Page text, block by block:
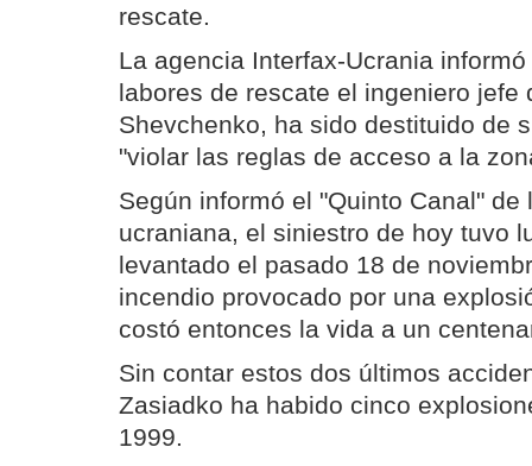
rescate.
La agencia Interfax-Ucrania
labores de rescate el ingeniero jefe
Shevchenko, ha sido destituido de
"violar las reglas de acceso a la
Según informó el "Quinto Canal" de
ucraniana, el siniestro de hoy tuvo
levantado el pasado 18 de
incendio provocado por una
costó entonces la vida a un
Sin contar estos dos últimos
Zasiadko ha habido cinco
1999.